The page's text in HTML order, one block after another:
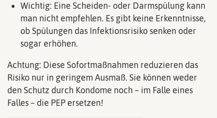
Wichtig: Eine Scheiden- oder Darmspülung kann
man nicht empfehlen. Es gibt keine Erkenntnisse,
ob Spülungen das Infektionsrisiko senken oder
sogar erhöhen.
Achtung: Diese Sofortmaßnahmen reduzieren das
Risiko nur in geringem Ausmaß. Sie können weder
den Schutz durch Kondome noch – im Falle eines
Falles – die PEP ersetzen!